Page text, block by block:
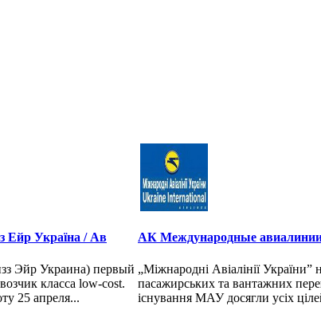
Ейр Україна / Ав
Эйр Украина) первый
класса low-cost.
25 апреля...
АК Международные
„Міжнародні Авіалінії України”
пасажирських та вантажних
існування МАУ досягли усіх